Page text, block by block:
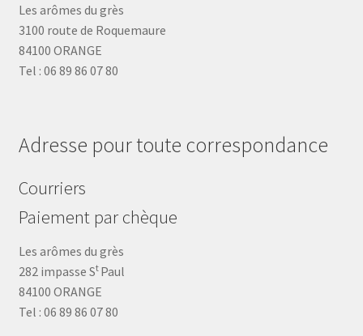
Les arômes du grès
3100 route de Roquemaure
84100 ORANGE
Tel : 06 89 86 07 80
Adresse pour toute correspondance
Courriers
Paiement par chèque
Les arômes du grès
282 impasse St Paul
84100 ORANGE
Tel : 06 89 86 07 80